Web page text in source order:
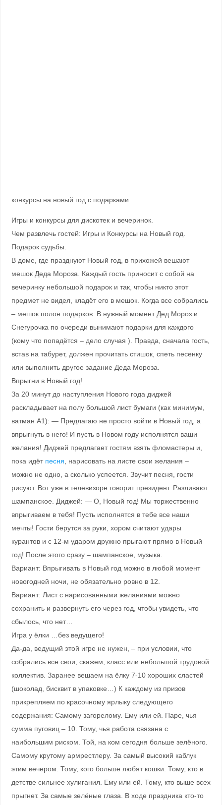
конкурсы на новый год с подарками
Игры и конкурсы для дискотек и вечеринок.
Чем развлечь гостей: Игры и Конкурсы на Новый год.
Подарок судьбы.
В доме, где празднуют Новый год, в прихожей вешают
мешок Деда Мороза. Каждый гость приносит с собой на
вечеринку небольшой подарок и так, чтобы никто этот
предмет не видел, кладёт его в мешок. Когда все собрались
– мешок полон подарков. В нужный момент Дед Мороз и
Снегурочка по очереди вынимают подарки для каждого
(кому что попадётся – дело случая ). Правда, сначала гость,
встав на табурет, должен прочитать стишок, спеть песенку
или выполнить другое задание Деда Мороза.
Впрыгни в Новый год!
За 20 минут до наступления Нового года диджей
раскладывает на полу большой лист бумаги (как минимум,
ватман A1): — Предлагаю не просто войти в Новый год, а
впрыгнуть в него! И пусть в Новом году исполнятся ваши
желания! Диджей предлагает гостям взять фломастеры и,
пока идёт песня, нарисовать на листе свои желания –
можно не одно, а сколько успеется. Звучит песня, гости
рисуют. Вот уже в телевизоре говорит президент. Разливают
шампанское. Диджей: — О, Новый год! Мы торжественно
впрыгиваем в тебя! Пусть исполнятся в тебе все наши
мечты! Гости берутся за руки, хором считают удары
курантов и с 12-м ударом дружно прыгают прямо в Новый
год! После этого сразу – шампанское, музыка.
Вариант: Впрыгивать в Новый год можно в любой момент
новогодней ночи, не обязательно ровно в 12.
Вариант: Лист с нарисованными желаниями можно
сохранить и развернуть его через год, чтобы увидеть, что
сбылось, что нет…
Игра у ёлки …без ведущего!
Да-да, ведущий этой игре не нужен, – при условии, что
собрались все свои, скажем, класс или небольшой трудовой
коллектив. Заранее вешаем на ёлку 7-10 хороших сластей
(шоколад, бисквит в упаковке…) К каждому из призов
прикрепляем по красочному ярлыку следующего
содержания: Самому загорелому. Ему или ей. Паре, чья
сумма пуговиц – 10. Тому, чья работа связана с
наибольшим риском. Той, на ком сегодня больше зелёного.
Самому крутому армрестлеру. За самый высокий каблук
этим вечером. Тому, кого больше любят кошки. Тому, кто в
детстве сильнее хулиганил. Ему или ей. Тому, кто выше всех
прыгнет. За самые зелёные глаза. В ходе праздника кто-то